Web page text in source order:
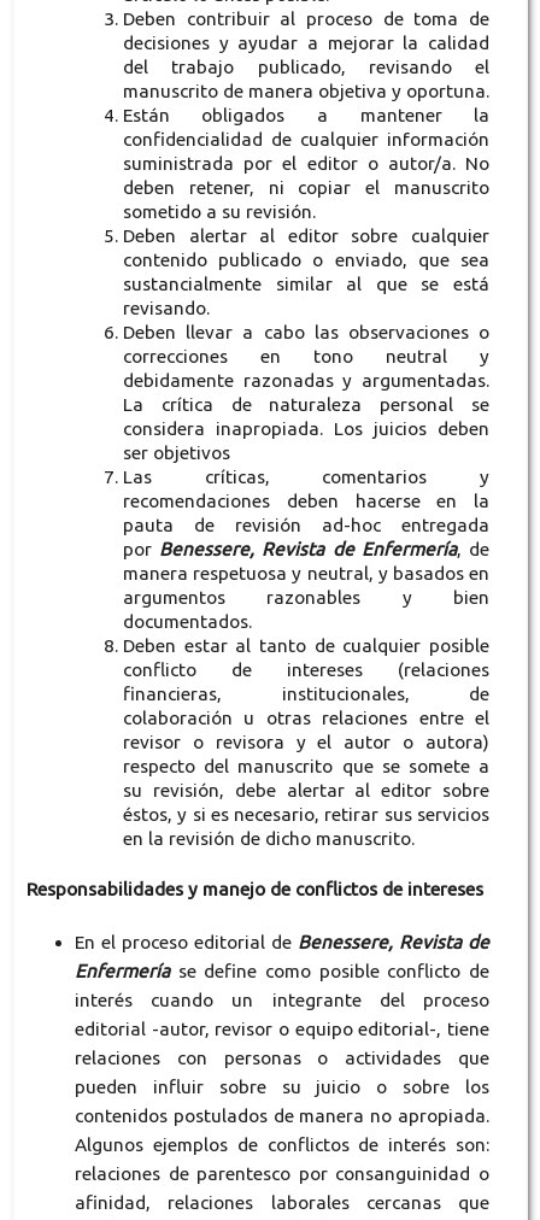
Deben contribuir al proceso de toma de
decisiones y ayudar a mejorar la calidad
del trabajo publicado, revisando el
manuscrito de manera objetiva y oportuna.
Están obligados a mantener la
confidencialidad de cualquier información
suministrada por el editor o autor/a. No
deben retener, ni copiar el manuscrito
sometido a su revisión.
Deben alertar al editor sobre cualquier
contenido publicado o enviado, que sea
sustancialmente similar al que se está
revisando.
Deben llevar a cabo las observaciones o
correcciones en tono neutral y
debidamente razonadas y argumentadas.
La crítica de naturaleza personal se
considera inapropiada. Los juicios deben
ser objetivos
Las críticas, comentarios y
recomendaciones deben hacerse en la
pauta de revisión ad-hoc entregada
por Benessere, Revista de Enfermería, de
manera respetuosa y neutral, y basados en
argumentos razonables y bien
documentados.
Deben estar al tanto de cualquier posible
conflicto de intereses (relaciones
financieras, institucionales, de
colaboración u otras relaciones entre el
revisor o revisora y el autor o autora)
respecto del manuscrito que se somete a
su revisión, debe alertar al editor sobre
éstos, y si es necesario, retirar sus servicios
en la revisión de dicho manuscrito.
Responsabilidades y manejo de conflictos de intereses
En el proceso editorial de Benessere, Revista de
Enfermeríase define como posible conflicto de
interés cuando un integrante del proceso
editorial -autor, revisor o equipo editorial-, tiene
relaciones con personas o actividades que
pueden influir sobre su juicio o sobre los
contenidos postulados de manera no apropiada.
Algunos ejemplos de conflictos de interés son:
relaciones de parentesco por consanguinidad o
afinidad, relaciones laborales cercanas que